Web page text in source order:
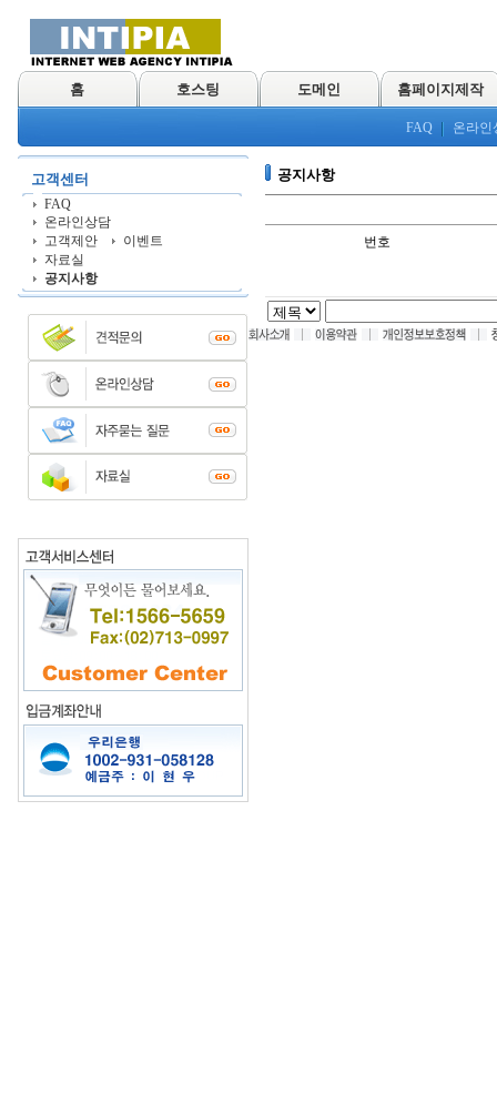
홈 호스팅 도메인 홈페이지제작
FAQ 온라인
고객센터
FAQ
온라인상담
고객제안
이벤트
자료실
공지사항
공지사항
번호